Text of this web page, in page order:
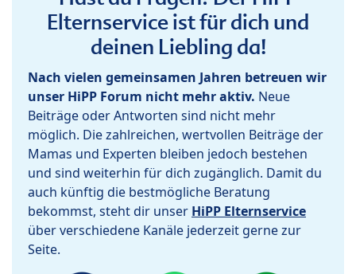
Elternservice ist für dich und
deinen Liebling da!
Nach vielen gemeinsamen Jahren betreuen wir
unser HiPP Forum nicht mehr aktiv. Neue
Beiträge oder Antworten sind nicht mehr
möglich. Die zahlreichen, wertvollen Beiträge der
Mamas und Experten bleiben jedoch bestehen
und sind weiterhin für dich zugänglich. Damit du
auch künftig die bestmögliche Beratung
bekommst, steht dir unser HiPP Elternservice
über verschiedene Kanäle jederzeit gerne zur
Seite.